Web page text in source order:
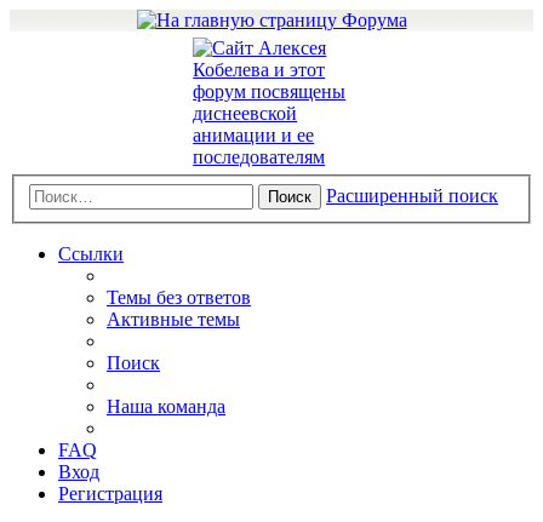
Поиск Расширенный поиск
Ссылки
Темы без ответов
Активные темы
Поиск
Наша команда
FAQ
Вход
Регистрация